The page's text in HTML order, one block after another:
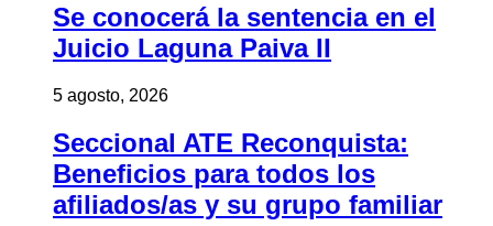
Se conocerá la sentencia en el
Juicio Laguna Paiva II
5 agosto, 2026
Seccional ATE Reconquista:
Beneficios para todos los
afiliados/as y su grupo familiar